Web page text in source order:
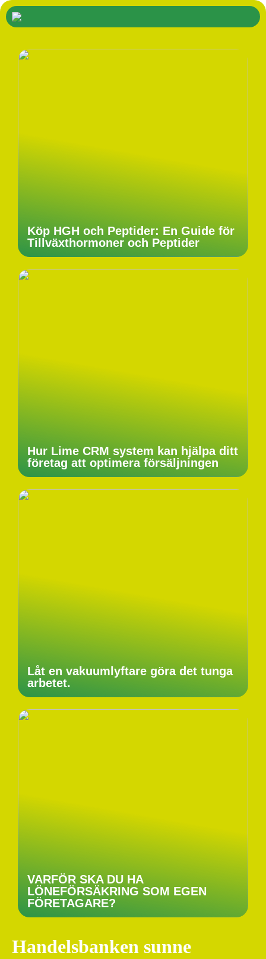
Köp HGH och Peptider: En Guide för
Tillväxthormoner och Peptider
Hur Lime CRM system kan hjälpa ditt
företag att optimera försäljningen
Låt en vakuumlyftare göra det tunga
arbetet.
VARFÖR SKA DU HA
LÖNEFÖRSÄKRING SOM EGEN
FÖRETAGARE?
Handelsbanken sunne